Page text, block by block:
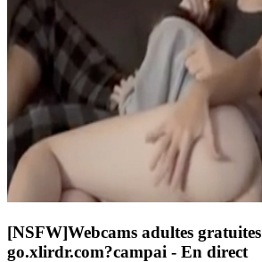
[NSFW]Webcams adultes gratuites
go.xlirdr.com?campai - En direct